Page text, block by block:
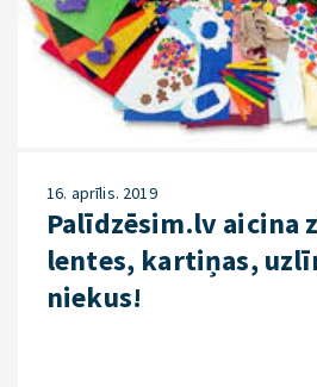
16. aprīlis. 2019
Palīdzēsim.lv aicina
lentes, kartiņas,
niekus!